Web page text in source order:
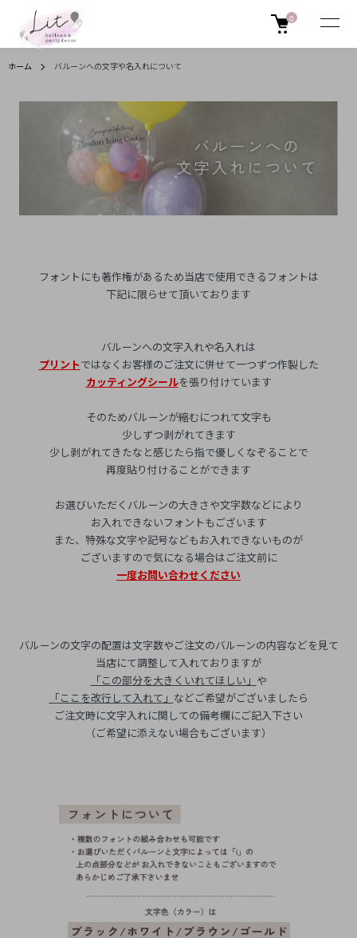
0
ホーム バルーンへの文字や名入れについて
フォントにも著作権があるため当店で使用できるフォントは
下記に限らせて頂いております
バルーンへの文字入れや名入れは
プリントではなくお客様のご注文に併せて一つずつ作製した
カッティングシールを張り付けています
そのためバルーンが縮むにつれて文字も
少しずつ剥がれてきます
少し剥がれてきたなと感じたら指で優しくなぞることで
再度貼り付けることができます
お選びいただくバルーンの大きさや文字数などにより
お入れできないフォントもございます
また、特殊な文字や記号などもお入れできないものが
ございますので気になる場合はご注文前に
一度お問い合わせください
バルーンの文字の配置は文字数やご注文のバルーンの内容などを見て
当店にて調整して入れておりますが
「この部分を大きくいれてほしい」 や
「ここを改行して入れて」 などご希望がございましたら
ご注文時に文字入れに関しての備考欄にご記入下さい
（ご希望に添えない場合もございます）